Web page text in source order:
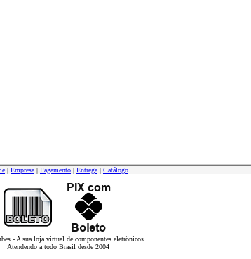
| Empresa | Pagamento | Entrega | Catálogo
- A sua loja virtual de componentes eletrônicos
Atendendo a todo Brasil desde 2004